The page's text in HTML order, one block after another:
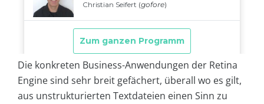
Die konkreten Business-Anwendungen der Retina
Engine sind sehr breit gefächert, überall wo es gilt,
aus unstrukturierten Textdateien einen Sinn zu